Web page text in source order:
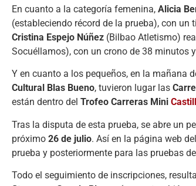
En cuanto a la categoría femenina, Alicia
(estableciendo récord de la prueba), con
Cristina Espejo Núñez (Bilbao Atletismo)
Socuéllamos), con un crono de 38 minutos
Y en cuanto a los pequeños, en la mañana
Cultural Blas Bueno, tuvieron lugar las
están dentro del Trofeo Carreras Mini
Tras la disputa de esta prueba, se abre un
próximo 26 de julio. Así en la página web
prueba y posteriormente para las pruebas de
Todo el seguimiento de inscripciones,